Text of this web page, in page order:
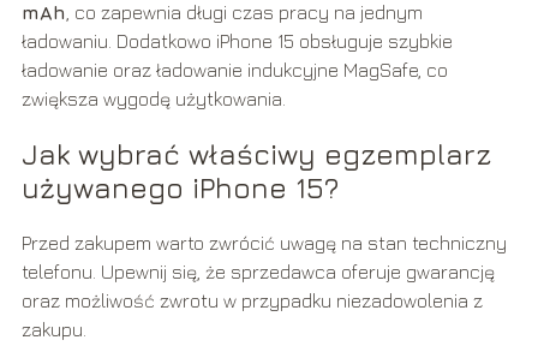
mAh , co zapewnia długi czas pracy na jednym
ładowaniu. Dodatkowo iPhone 15 obsługuje szybkie
ładowanie oraz ładowanie indukcyjne MagSafe, co
zwiększa wygodę użytkowania.
Jak wybrać właściwy egzemplarz
używanego iPhone 15?
Przed zakupem warto zwrócić uwagę na stan techniczny
telefonu. Upewnij się, że sprzedawca oferuje gwarancję
oraz możliwość zwrotu w przypadku niezadowolenia z
zakupu.